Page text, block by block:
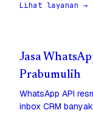
Lihat layanan →
Jasa
Prabumulih
WhatsApp API
inbox CRM